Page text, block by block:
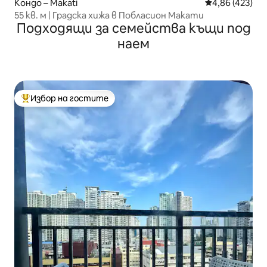
Кондо – Makati Средна
4,86 (423)
55 кв. м | Градска хижа в Побласион Макати
Подходящи за семейства къщи под
наем
Най-популярен избор на гостите
Избор на гостите